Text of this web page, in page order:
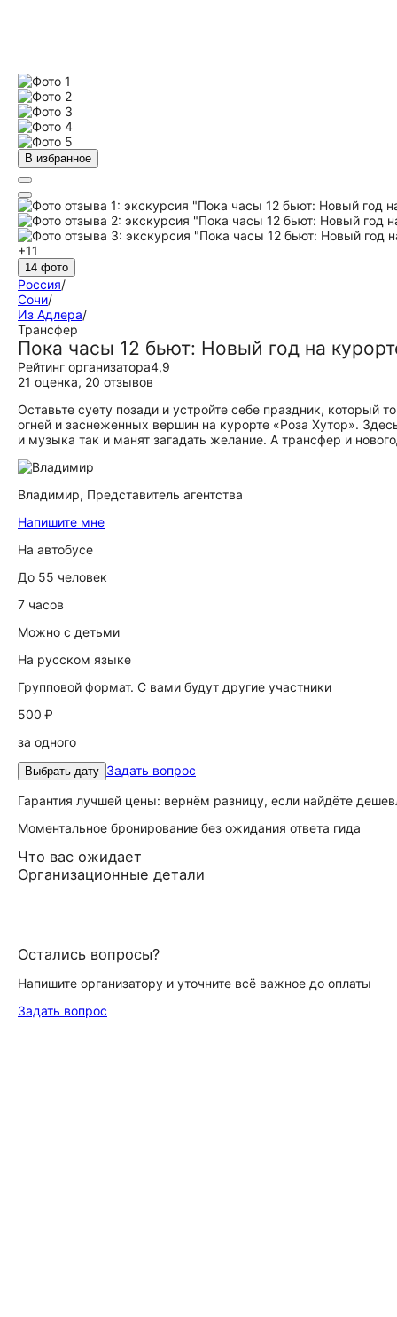
В избранное
+11
14 фото
Россия/
Сочи/
Из Адлера/
Трансфер
Пока часы 12 бьют: Новый год на
Рейтинг организатора4,9
21 оценка, 20 отзывов
Оставьте суету позади и устройте себе праздник, который
огней и заснеженных вершин на курорте «Роза Хутор».
и музыка так и манят загадать желание. А трансфер и
Владимир, Представитель агентства
Напишите мне
На автобусе
До 55 человек
7 часов
Можно с детьми
На русском языке
Групповой формат. С вами будут другие участники
500 ₽
за одного
Выбрать дату Задать вопрос
Гарантия лучшей цены: вернём разницу, если найдёте
Моментальное бронирование без ожидания ответа гида
Что вас ожидает
Организационные детали
Остались вопросы?
Напишите организатору и уточните всё важное до оплаты
Задать вопрос